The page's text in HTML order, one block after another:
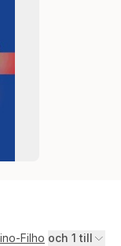
Filho och 1 till